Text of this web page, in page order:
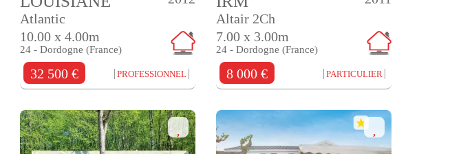
Atlantic
10.00 x 4.00m
24 - Dordogne (France)
32 500 € PROFESSIONNEL
Altair 2Ch
7.00 x 3.00m
24 - Dordogne (France)
8 000 € PARTICULIER